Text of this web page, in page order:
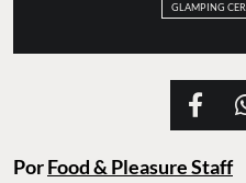
GLAMPING
PorFood & Pleasure Staff